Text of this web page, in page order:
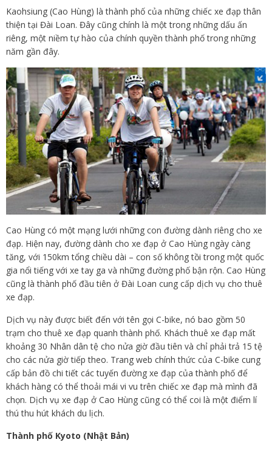
Kaohsiung (Cao Hùng) là thành phố của những chiếc xe đạp thân
thiện tại Đài Loan. Đây cũng chính là một trong những dấu ấn
riêng, một niềm tự hào của chính quyền thành phố trong những
năm gần đây.
Cao Hùng có một mạng lưới những con đường dành riêng cho xe
đạp. Hiện nay, đường dành cho xe đạp ở Cao Hùng ngày càng
tăng, với 150km tổng chiều dài – con số không tồi trong một quốc
gia nổi tiếng với xe tay ga và những đường phố bận rộn. Cao Hùng
cũng là thành phố đầu tiên ở Đài Loan cung cấp dịch vụ cho thuê
xe đạp.
Dịch vụ này được biết đến với tên gọi C-bike, nó bao gồm 50
trạm cho thuê xe đạp quanh thành phố. Khách thuê xe đạp mất
khoảng 30 Nhân dân tệ cho nửa giờ đầu tiên và chỉ phải trả 15 tệ
cho các nửa giờ tiếp theo. Trang web chính thức của C-bike cung
cấp bản đồ chi tiết các tuyến đường xe đạp của thành phố để
khách hàng có thể thoải mái vi vu trên chiếc xe đạp mà mình đã
chọn. Dịch vụ xe đạp ở Cao Hùng cũng có thể coi là một điểm lí
thú thu hút khách du lịch.
Thành phố Kyoto (Nhật Bản)